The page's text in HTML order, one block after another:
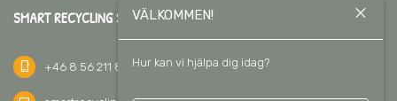
VÄLKOMMEN! close
Hur kan vi hjälpa dig idag?
SMART RECYCLING SVERIGE AB
phone_iphone +46 8 56 211 811